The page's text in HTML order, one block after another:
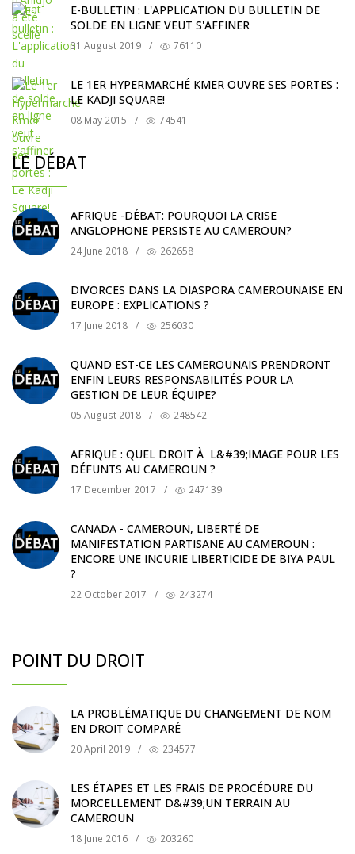
E-BULLETIN : L'APPLICATION DU BULLETIN DE
SOLDE EN LIGNE VEUT S'AFFINER
31 August 2019 / 76110
LE 1ER HYPERMARCHÉ KMER OUVRE SES PORTES :
LE KADJI SQUARE!
08 May 2015 / 74541
LE DÉBAT
AFRIQUE -DÉBAT: POURQUOI LA CRISE
ANGLOPHONE PERSISTE AU CAMEROUN?
24 June 2018 / 262658
DIVORCES DANS LA DIASPORA CAMEROUNAISE EN
EUROPE : EXPLICATIONS ?
17 June 2018 / 256030
QUAND EST-CE LES CAMEROUNAIS PRENDRONT
ENFIN LEURS RESPONSABILITÉS POUR LA
GESTION DE LEUR ÉQUIPE?
05 August 2018 / 248542
AFRIQUE : QUEL DROIT À L&#39;IMAGE POUR LES
DÉFUNTS AU CAMEROUN ?
17 December 2017 / 247139
CANADA - CAMEROUN, LIBERTÉ DE
MANIFESTATION PARTISANE AU CAMEROUN :
ENCORE UNE INCURIE LIBERTICIDE DE BIYA PAUL
?
22 October 2017 / 243274
POINT DU DROIT
LA PROBLÉMATIQUE DU CHANGEMENT DE NOM
EN DROIT COMPARÉ
20 April 2019 / 234577
LES ÉTAPES ET LES FRAIS DE PROCÉDURE DU
MORCELLEMENT D&#39;UN TERRAIN AU
CAMEROUN
18 June 2016 / 203260